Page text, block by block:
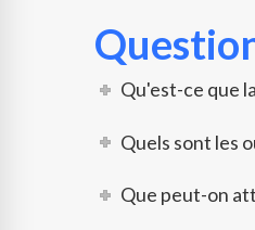
Qu'est-ce que
Quels sont les
Que peut-on